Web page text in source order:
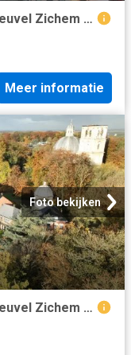
à vendre Appartement Scherpenheuvel Zichem Diestsestraat
Meer informatie
Foto bekijken
à vendre Appartement Scherpenheuvel Zichem Diestsestraat